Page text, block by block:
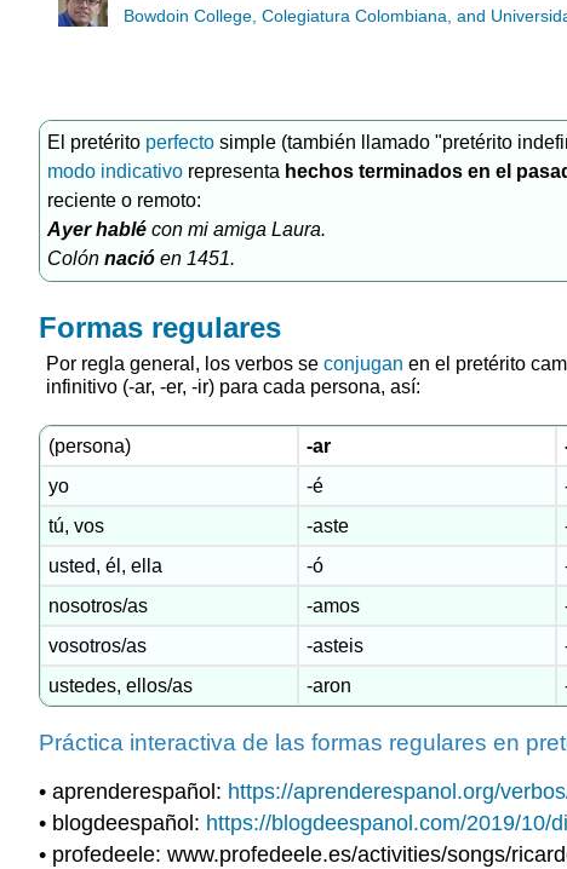
Bowdoin College, Colegiatura Colombiana, and
El pretérito perfecto simple (también llamado "pretérito
modo indicativo representa hechos terminados en el
reciente o remoto:
Ayer hablé con mi amiga Laura.
Colónnació en 1451.
Formas regulares
Por regla general, los verbos seconjugan en el pretérito
infinitivo (-ar, -er, -ir) para cada persona, así:
(persona) -ar
yo
-é
tú, vos
-aste
usted, él, ella
-ó
nosotros/as
-amos
vosotros/as
-asteis
ustedes, ellos/as
-aron
Práctica interactiva de las formas regulares en
• aprenderespañol: https://aprenderespanol.org/
• blogdeespañol: https://blogdeespanol.com/2019/10/
• profedeele: www.profedeele.es/activities/songs/